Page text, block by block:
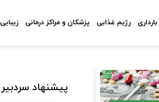
بارداری رژیم غذایی پزشکان و مراکز درمانی زیبایی
پیشنهاد سردبیر